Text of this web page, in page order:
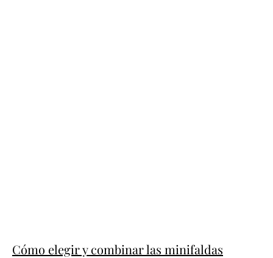
Cómo elegir y combinar las minifaldas